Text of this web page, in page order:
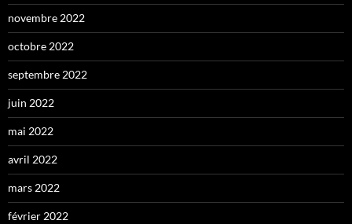
novembre 2022
octobre 2022
septembre 2022
juin 2022
mai 2022
avril 2022
mars 2022
février 2022